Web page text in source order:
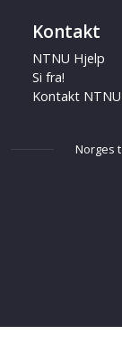
Kontakt
NTNU Hjelp
Si fra!
Kontakt NTNU
Norges